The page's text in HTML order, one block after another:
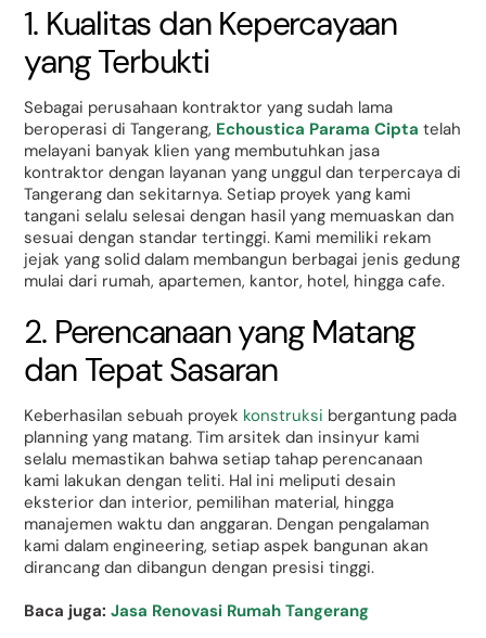
1. Kualitas dan Kepercayaan
yang Terbukti
Sebagai perusahaan kontraktor yang sudah lama
beroperasi di Tangerang, Echoustica Parama Cipta telah
melayani banyak klien yang membutuhkan jasa
kontraktor dengan layanan yang unggul dan terpercaya di
Tangerang dan sekitarnya. Setiap proyek yang kami
tangani selalu selesai dengan hasil yang memuaskan dan
sesuai dengan standar tertinggi. Kami memiliki rekam
jejak yang solid dalam membangun berbagai jenis gedung
mulai dari rumah, apartemen, kantor, hotel, hingga cafe.
2. Perencanaan yang Matang
dan Tepat Sasaran
Keberhasilan sebuah proyek konstruksi bergantung pada
planning yang matang. Tim arsitek dan insinyur kami
selalu memastikan bahwa setiap tahap perencanaan
kami lakukan dengan teliti. Hal ini meliputi desain
eksterior dan interior, pemilihan material, hingga
manajemen waktu dan anggaran. Dengan pengalaman
kami dalam engineering, setiap aspek bangunan akan
dirancang dan dibangun dengan presisi tinggi.
Baca juga:Jasa Renovasi Rumah Tangerang